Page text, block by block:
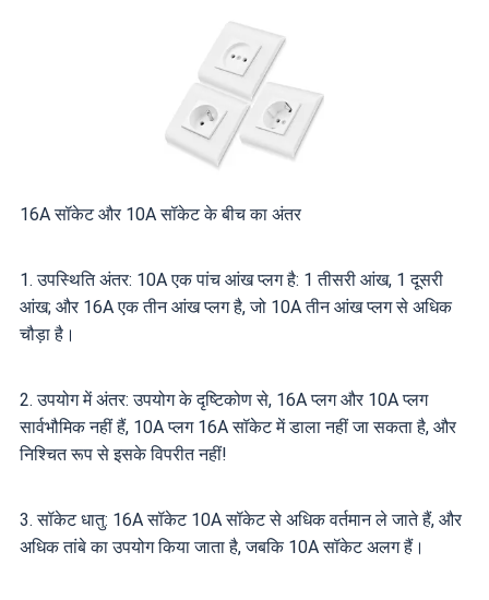
16A सॉकेट और 10A सॉकेट के बीच का अंतर
1. उपस्थिति अंतर: 10A एक पांच आंख प्लग है: 1 तीसरी आंख, 1 दूसरी
आंख; और 16A एक तीन आंख प्लग है, जो 10A तीन आंख प्लग से अधिक
चौड़ा है।
2. उपयोग में अंतर: उपयोग के दृष्टिकोण से, 16A प्लग और 10A प्लग
सार्वभौमिक नहीं हैं, 10A प्लग 16A सॉकेट में डाला नहीं जा सकता है, और
निश्चित रूप से इसके विपरीत नहीं!
3. सॉकेट धातु: 16A सॉकेट 10A सॉकेट से अधिक वर्तमान ले जाते हैं, और
अधिक तांबे का उपयोग किया जाता है, जबकि 10A सॉकेट अलग हैं।